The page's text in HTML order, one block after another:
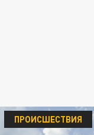
ПРОИСШЕСТВИЯ